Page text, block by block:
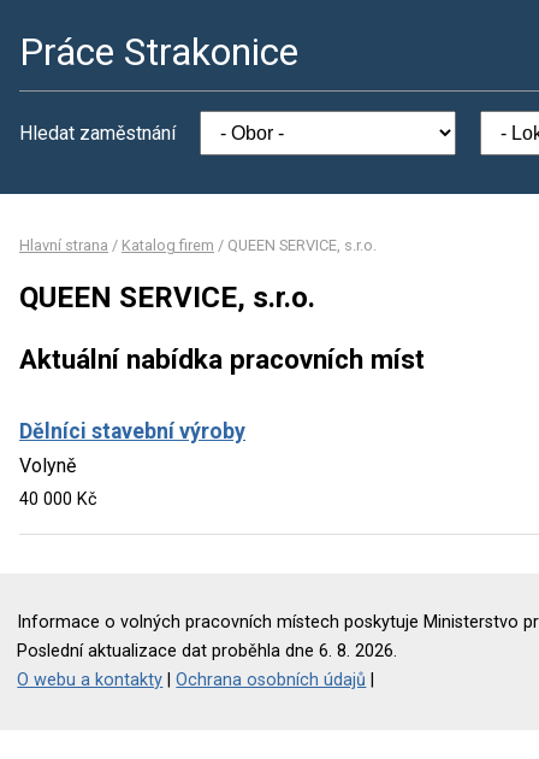
Práce Strakonice
Hledat zaměstnání
Hlavní strana / Katalog firem / QUEEN SERVICE, s.r.o.
QUEEN SERVICE, s.r.o.
Aktuální nabídka pracovních míst
Dělníci stavební výroby
Volyně
40 000 Kč
Informace o volných pracovních místech poskytuje Ministerstvo
Poslední aktualizace dat proběhla dne 6. 8. 2026.
O webu a kontakty |Ochrana osobních údajů